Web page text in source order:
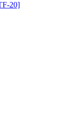
20]